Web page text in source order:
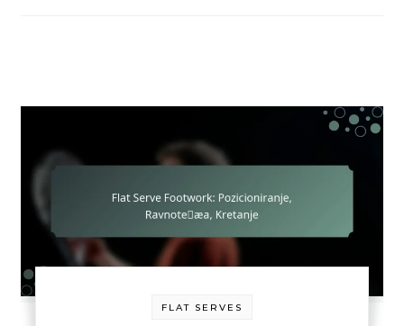
FLAT SERVES